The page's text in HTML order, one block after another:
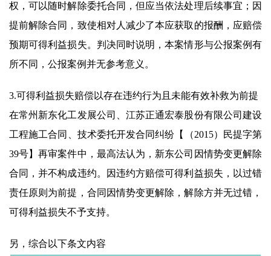
权，可以随时解除委托合同，但应当依法处理后续事宜；因
提前解除合同，致使相对人减少了本应获取的报酬，应赔偿
预期可得利益损失。判决同时说明，本案情形与公报案例有
所不同，公报案例并无参考意义。
3.可得利益损失赔偿以存在违约行为且未能有效补救为前提
在常州新东化工发展公司、江苏正通宏泰股份有限公司建设
工程施工合同、技术委托开发合同纠纷【（2015）民提字第
39号】再审案件中，最高法认为，新东公司因情势变更解除
合同，并不构成违约。因违约方赔偿可得利益损失，以过错
责任原则为前提，合同因情势变更解除，解除方并无过错，
可得利益损失不予支持。
另，综合以下条文内容